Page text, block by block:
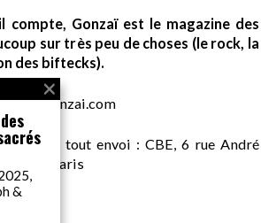
compte, Gonzaï est le magazine des
sur très peu de choses (le rock, la
des biftecks).
AT gonzai.com
Pour tout envoi : CBE, 6 rue André
75018 Paris
&